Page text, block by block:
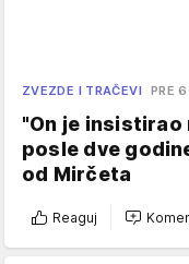
ZVEZDE I TRAČEVI PRE 6
"On je insistirao
posle dve
od Mirčeta
Reaguj